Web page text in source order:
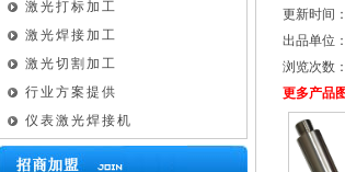
激光打标加工
激光焊接加工
激光切割加工
行业方案提供
仪表激光焊接机
更新时间
出品单位
浏览次数：
更多产品